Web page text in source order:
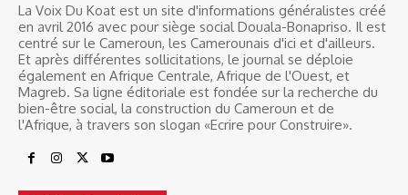
La Voix Du Koat est un site d'informations généralistes créé
en avril 2016 avec pour siège social Douala-Bonapriso. Il est
centré sur le Cameroun, les Camerounais d'ici et d'ailleurs.
Et après différentes sollicitations, le journal se déploie
également en Afrique Centrale, Afrique de l'Ouest, et
Magreb. Sa ligne éditoriale est fondée sur la recherche du
bien-être social, la construction du Cameroun et de
l'Afrique, à travers son slogan «Ecrire pour Construire».